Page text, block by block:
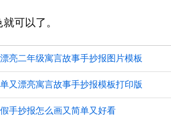
可以了。
亮二年级寓言故事手抄报图片模板
又漂亮寓言故事手抄报模板打印版
手抄报怎么画又简单又好看